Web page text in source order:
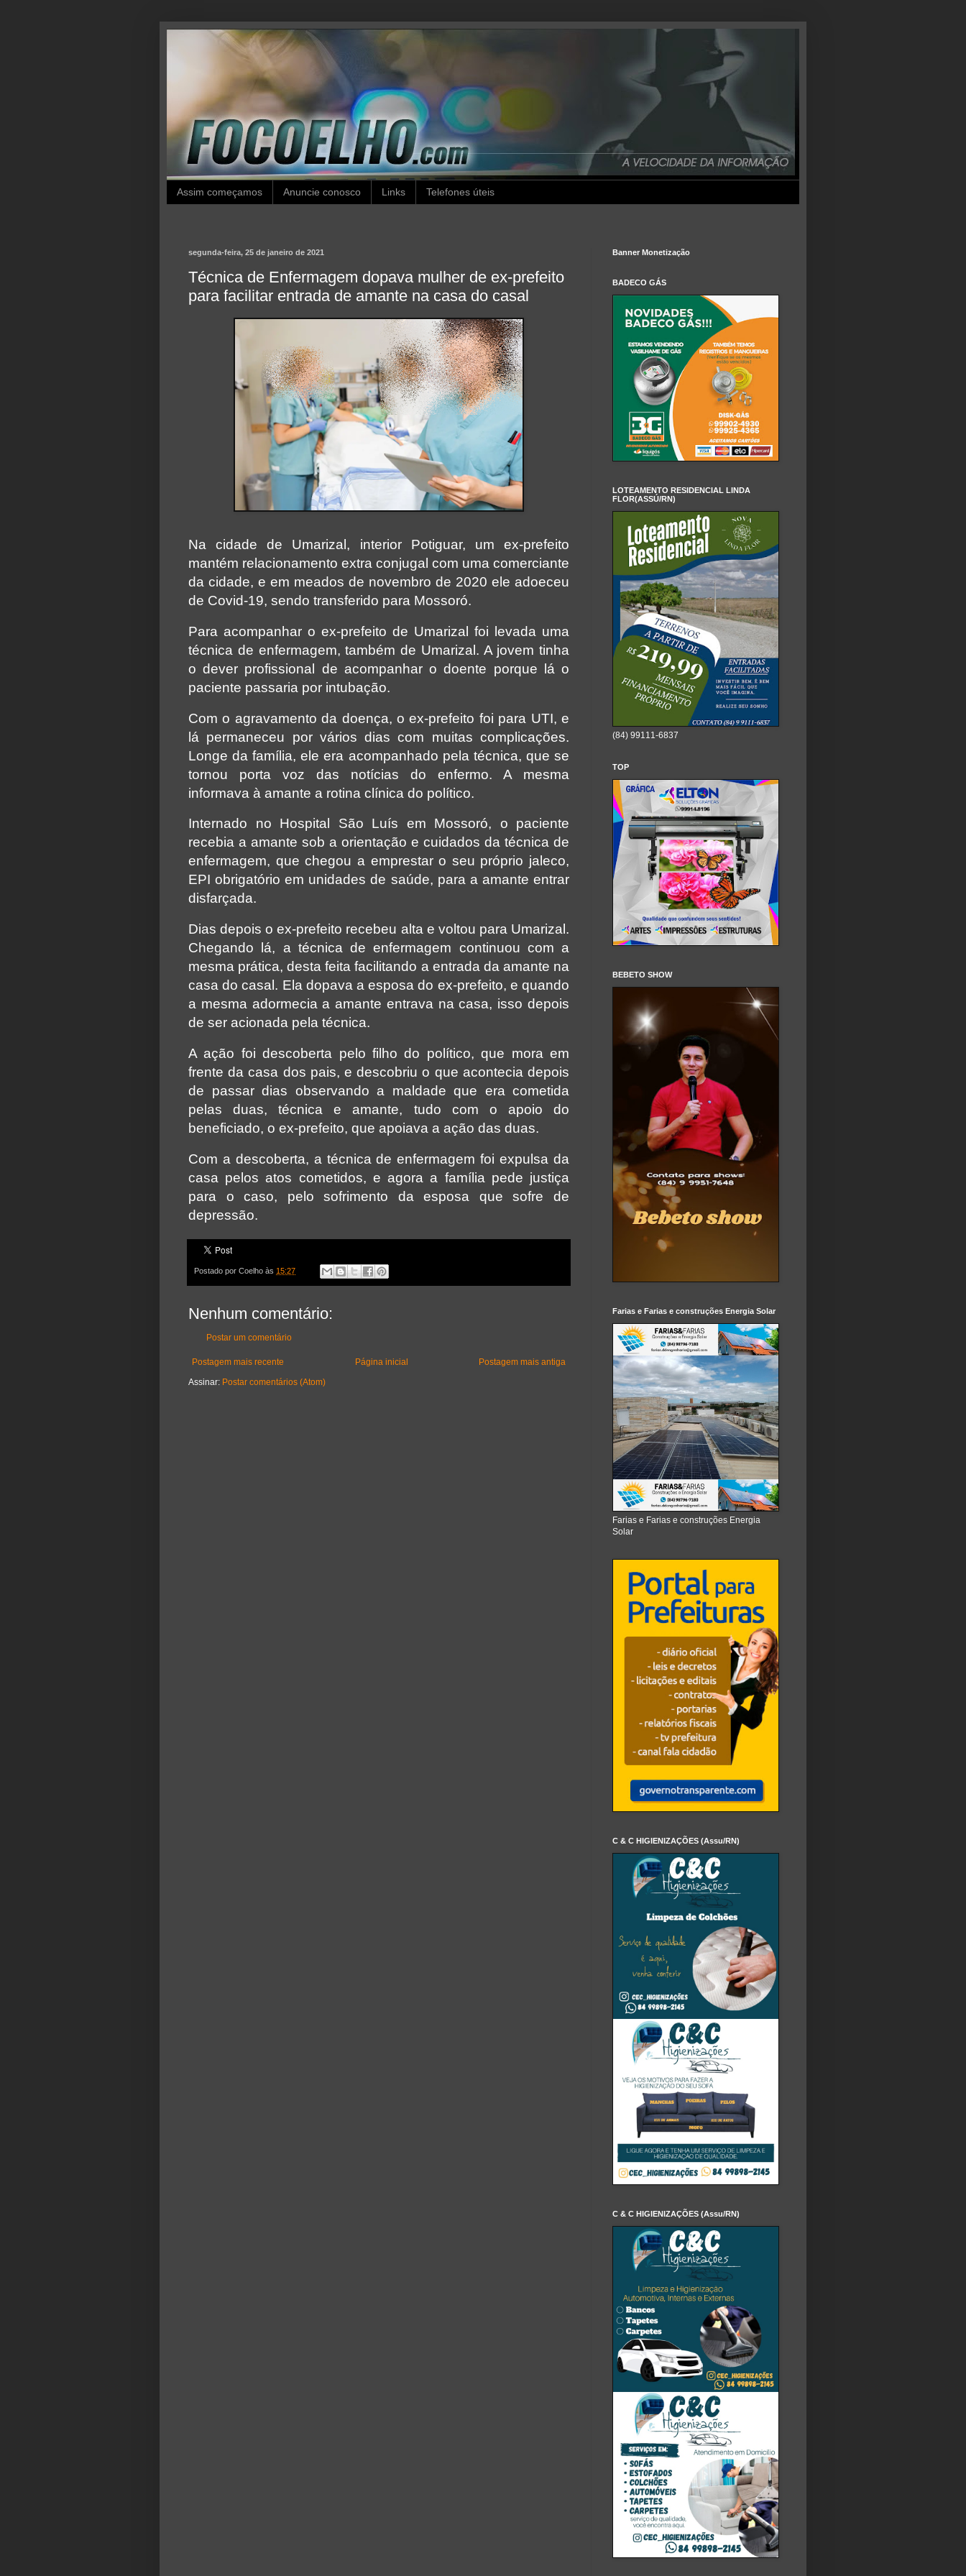
Assim começamos Anuncie conosco Links Telefones úteis
segunda-feira, 25 de janeiro de 2021
Técnica de Enfermagem dopava mulher de ex-prefeito
para facilitar entrada de amante na casa do casal
Na cidade de Umarizal, interior Potiguar, um ex-prefeito
mantém relacionamento extra conjugal com uma comerciante
da cidade, e em meados de novembro de 2020 ele adoeceu
de Covid-19, sendo transferido para Mossoró.
Para acompanhar o ex-prefeito de Umarizal foi levada uma
técnica de enfermagem, também de Umarizal. A jovem tinha
o dever profissional de acompanhar o doente porque lá o
paciente passaria por intubação.
Com o agravamento da doença, o ex-prefeito foi para UTI, e
lá permaneceu por vários dias com muitas complicações.
Longe da família, ele era acompanhado pela técnica, que se
tornou porta voz das notícias do enfermo. A mesma
informava à amante a rotina clínica do político.
Internado no Hospital São Luís em Mossoró, o paciente
recebia a amante sob a orientação e cuidados da técnica de
enfermagem, que chegou a emprestar o seu próprio jaleco,
EPI obrigatório em unidades de saúde, para a amante entrar
disfarçada.
Dias depois o ex-prefeito recebeu alta e voltou para Umarizal.
Chegando lá, a técnica de enfermagem continuou com a
mesma prática, desta feita facilitando a entrada da amante na
casa do casal. Ela dopava a esposa do ex-prefeito, e quando
a mesma adormecia a amante entrava na casa, isso depois
de ser acionada pela técnica.
A ação foi descoberta pelo filho do político, que mora em
frente da casa dos pais, e descobriu o que acontecia depois
de passar dias observando a maldade que era cometida
pelas duas, técnica e amante, tudo com o apoio do
beneficiado, o ex-prefeito, que apoiava a ação das duas.
Com a descoberta, a técnica de enfermagem foi expulsa da
casa pelos atos cometidos, e agora a família pede justiça
para o caso, pelo sofrimento da esposa que sofre de
depressão.
Postado por Coelho às 15:27
Nenhum comentário:
Postar um comentário
Postagem mais recente Postagem mais antiga
Página inicial
Assinar: Postar comentários (Atom)
Banner Monetização
BADECO GÁS
LOTEAMENTO RESIDENCIAL LINDA
FLOR(ASSÚ/RN)
(84) 99111-6837
TOP
BEBETO SHOW
Farias e Farias e construções Energia Solar
Farias e Farias e construções Energia
Solar
C & C HIGIENIZAÇÕES (Assu/RN)
C & C HIGIENIZAÇÕES (Assu/RN)